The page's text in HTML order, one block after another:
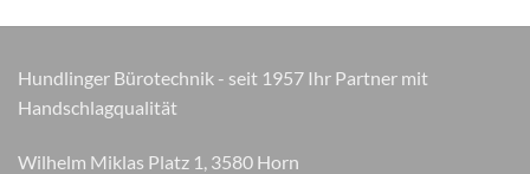
Produktseite
gewählt
Hundlinger Bürotechnik - seit 1957 Ihr Partner mit
Handschlagqualität
Wilhelm Miklas Platz 1, 3580 Horn